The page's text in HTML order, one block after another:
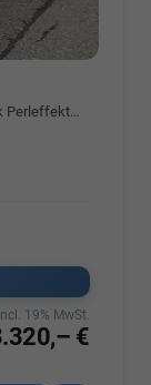
Deepblack Perleffekt/Fortanarot Metallic
€
19% MwSt.